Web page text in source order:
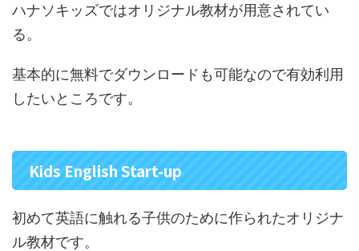
ハナソキッズではオリジナル教材が用意されてい
る。
基本的に無料でダウンロードも可能なので有効利用
したいところです。
Kids English Start-up
初めて英語に触れる子供のために作られたオリジナ
ル教材です。